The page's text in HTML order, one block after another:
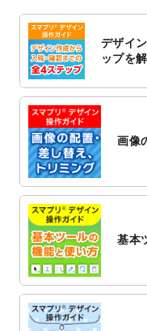
2023/1/5
スタ
追加
2022/12/26
止の
2022/12/16
トを公
2022/12/1
2022/11/25
【新
2022/11/25
【新
2022/11/4
しま
2022/10/26
デザイ
ップを
画像
基本